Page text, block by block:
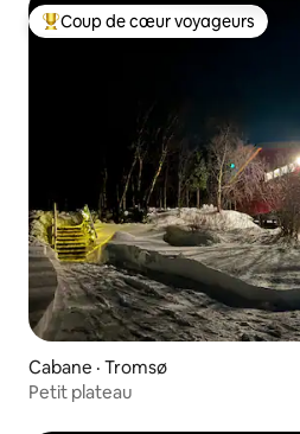
Coup de cœur voyageurs parmi
Coup de cœur voyageurs
Cabane · Tromsø
Petit plateau